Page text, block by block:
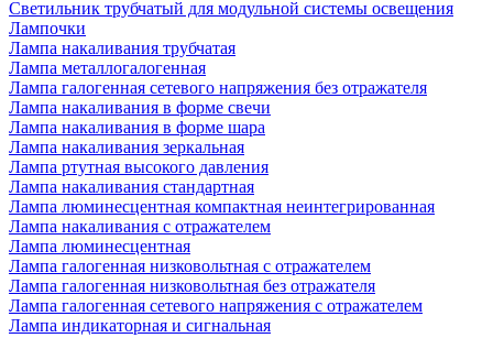
Светильник трубчатый для модульной системы освещения
Лампочки
Лампа накаливания трубчатая
Лампа металлогалогенная
Лампа галогенная сетевого напряжения без отражателя
Лампа накаливания в форме свечи
Лампа накаливания в форме шара
Лампа накаливания зеркальная
Лампа ртутная высокого давления
Лампа накаливания стандартная
Лампа люминесцентная компактная неинтегрированная
Лампа накаливания с отражателем
Лампа люминесцентная
Лампа галогенная низковольтная с отражателем
Лампа галогенная низковольтная без отражателя
Лампа галогенная сетевого напряжения с отражателем
Лампа индикаторная и сигнальная